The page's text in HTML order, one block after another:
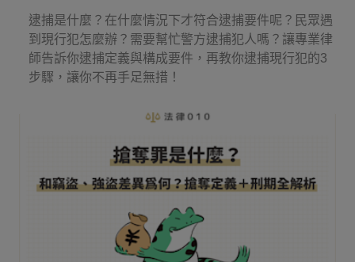
逮捕是什麼？在什麼情況下才符合逮捕要件呢？民眾遇
到現行犯怎麼辦？需要幫忙警方逮捕犯人嗎？讓專業律
師告訴你逮捕定義與構成要件，再教你逮捕現行犯的3
步驟，讓你不再手足無措！